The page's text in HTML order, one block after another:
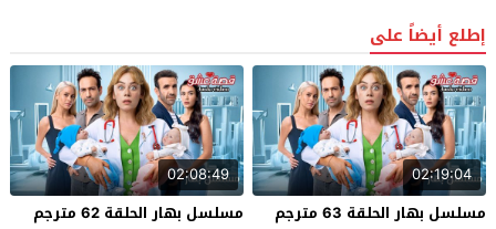
إطلع أيضاً على
02:19:04
مسلسل بهار الحلقة 63 مترجم
02:08:49
مسلسل بهار الحلقة 62 مترجم